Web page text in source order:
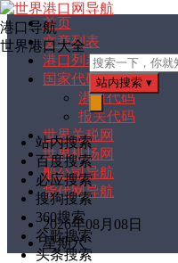
首页
文章列表
港口列表
国家代码
港口代码
报关代码
世界关税网
世界机场网
船公司导航
货代网导航
2026年08月08日
星期六
港口导航
世界港口大全
站内搜索 ▾
站内搜索
百度搜索
必应搜索
搜狗搜索
360搜索
谷歌搜索
头条搜索
搜
索